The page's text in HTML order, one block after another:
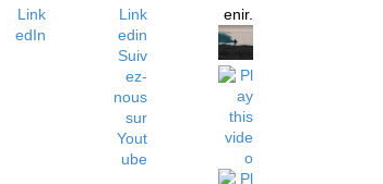
Link
edIn
Link
edin
Suiv
ez-
nous
sur
Yout
ube
enir.